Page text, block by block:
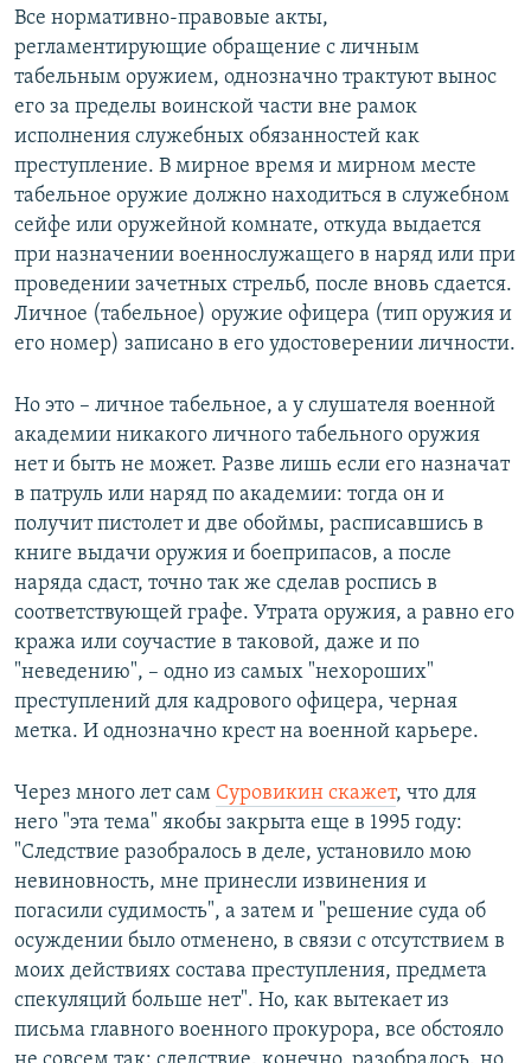
Все нормативно-правовые акты,
регламентирующие обращение с личным
табельным оружием, однозначно трактуют вынос
его за пределы воинской части вне рамок
исполнения служебных обязанностей как
преступление. В мирное время и мирном месте
табельное оружие должно находиться в служебном
сейфе или оружейной комнате, откуда выдается
при назначении военнослужащего в наряд или при
проведении зачетных стрельб, после вновь сдается.
Личное (табельное) оружие офицера (тип оружия и
его номер) записано в его удостоверении личности.
Но это – личное табельное, а у слушателя военной
академии никакого личного табельного оружия
нет и быть не может. Разве лишь если его назначат
в патруль или наряд по академии: тогда он и
получит пистолет и две обоймы, расписавшись в
книге выдачи оружия и боеприпасов, а после
наряда сдаст, точно так же сделав роспись в
соответствующей графе. Утрата оружия, а равно его
кража или соучастие в таковой, даже и по
"неведению", – одно из самых "нехороших"
преступлений для кадрового офицера, черная
метка. И однозначно крест на военной карьере.
Через много лет сам Суровикин скажет, что для
него "эта тема" якобы закрыта еще в 1995 году:
"Следствие разобралось в деле, установило мою
невиновность, мне принесли извинения и
погасили судимость", а затем и "решение суда об
осуждении было отменено, в связи с отсутствием в
моих действиях состава преступления, предмета
спекуляций больше нет". Но, как вытекает из
письма главного военного прокурора, все обстояло